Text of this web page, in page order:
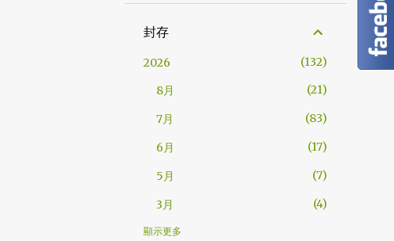
封存
2026
132
8月
21
7月 83
6月 17
5月 7
3月 4
2023
顯示更多